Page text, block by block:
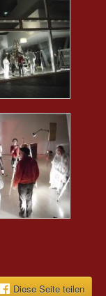
Diese Seite teilen